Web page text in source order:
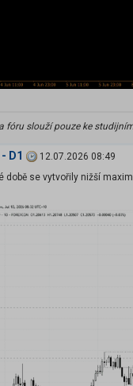
fóru slouží pouze ke
D1
12.07.2026 08:49
době se vytvořily nižší